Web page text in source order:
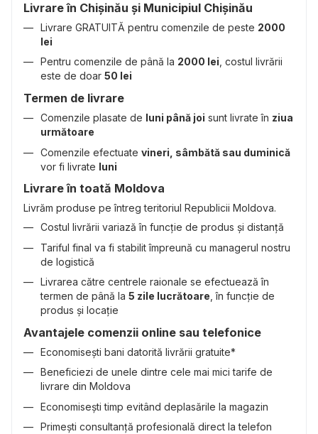
Livrare în Chișinău și Municipiul Chișinău
Livrare GRATUITĂ pentru comenzile de peste 2000
lei
Pentru comenzile de până la 2000 lei , costul livrării
este de doar 50 lei
Termen de livrare
Comenzile plasate de luni până joi sunt livrate în ziua
următoare
Comenzile efectuate vineri, sâmbătă sau duminică
vor fi livrate luni
Livrare în toată Moldova
Livrăm produse pe întreg teritoriul Republicii Moldova.
Costul livrării variază în funcție de produs și distanță
Tariful final va fi stabilit împreună cu managerul nostru
de logistică
Livrarea către centrele raionale se efectuează în
termen de până la 5 zile lucrătoare , în funcție de
produs și locație
Avantajele comenzii online sau telefonice
Economisești bani datorită livrării gratuite*
Beneficiezi de unele dintre cele mai mici tarife de
livrare din Moldova
Economisești timp evitând deplasările la magazin
Primești consultanță profesională direct la telefon